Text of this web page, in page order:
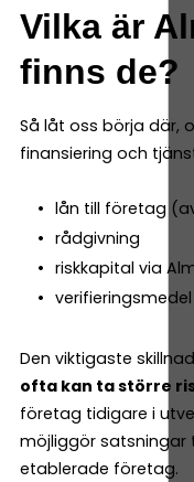
Vilka är
finns de?
Så låt oss börja där,
finansiering och
lån till företag
rådgivning
riskkapital via
verifieringsmedel
Den viktigaste
ofta kan ta större
företag tidigare i
möjliggör satsningar
etablerade företag.